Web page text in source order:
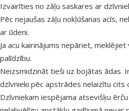
Izvairīties no zāļu saskares ar
Pēc nejaušas zāļu nokļūšanas acīs,
ar ūdeni.
Ja acu kairinājums nepāriet,
palīdzību.
Neizsmidzināt tieši uz bojātas ādas.
dzīvnieki pēc apstrādes nelaizītu cits
Dzīvniekam iespējama atsevišķu